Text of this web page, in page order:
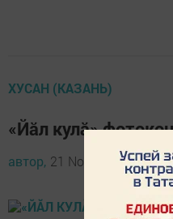
ХУСАН (КАЗАНЬ)
«Йăл кулă»
автор, 21 November 2017 -